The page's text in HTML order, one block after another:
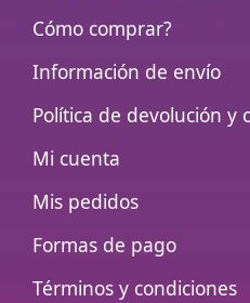
Cómo comprar?
Información de envío
Política de devolución y
Mi cuenta
Mis pedidos
Formas de pago
Términos y condiciones